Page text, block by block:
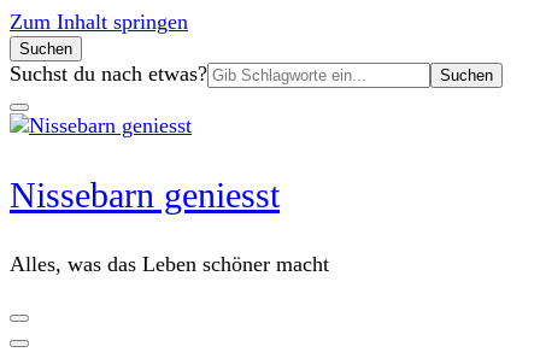
Zum Inhalt springen
Suchen
Suchen
nach:
Suchst du nach etwas?
Nissebarn geniesst
Alles, was das Leben schöner macht